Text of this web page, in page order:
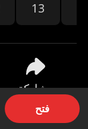
13
مشاركة
فتح